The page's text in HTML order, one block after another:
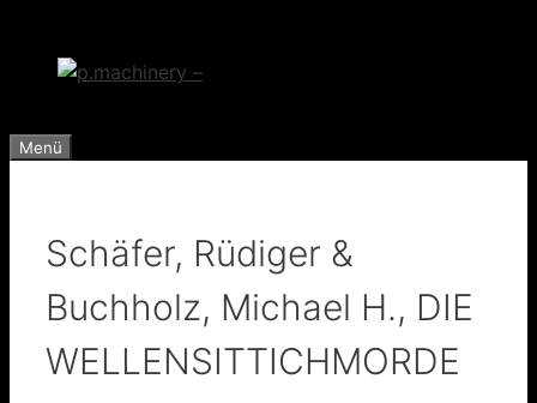
springen
Menü
Schäfer, Rüdiger &
Buchholz, Michael H., DIE
WELLENSITTICHMORDE